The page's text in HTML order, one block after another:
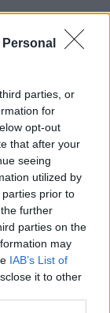
parties, or
for
opt-out
that after your
seeing
utilized by
prior to
further
parties on the
may
IAB’s List of
it to other